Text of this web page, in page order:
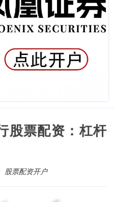
股票配资：杠杆
股票配资开户